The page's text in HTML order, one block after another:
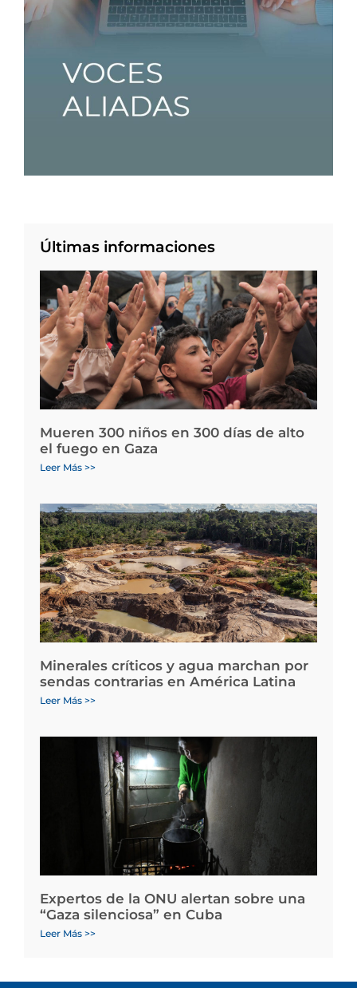
Últimas informaciones
Mueren 300 niños en 300 días de alto
el fuego en Gaza
Leer Más >>
Minerales críticos y agua marchan por
sendas contrarias en América Latina
Leer Más >>
Expertos de la ONU alertan sobre una
“Gaza silenciosa” en Cuba
Leer Más >>